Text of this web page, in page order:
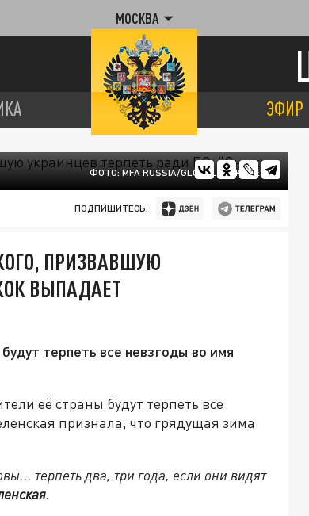
МОСКВА
ЭФИР
ФОТО: MFA RUSSIA/GLOBALLOOKPRESS
ПОДПИШИТЕСЬ:
ПРИЗВАВШУЮ
ВЫПАДАЕТ
терпеть все невзгоды во имя
её страны будут терпеть все
признала, что грядущая зима
терпеть два, три года, если они видят
.